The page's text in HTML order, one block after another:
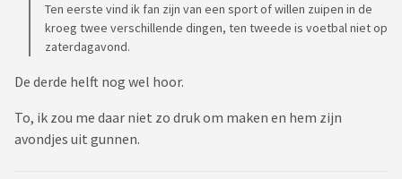
Ten eerste vind ik fan zijn van een sport of willen zuipen in de
kroeg twee verschillende dingen, ten tweede is voetbal niet op
zaterdagavond.
De derde helft nog wel hoor.
To, ik zou me daar niet zo druk om maken en hem zijn
avondjes uit gunnen.